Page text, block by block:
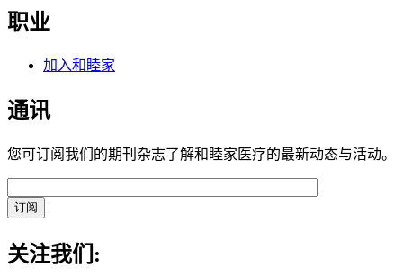
职业
加入和睦家
通讯
您可订阅我们的期刊杂志了解和睦家医疗的最新动态与活动。
关注我们: